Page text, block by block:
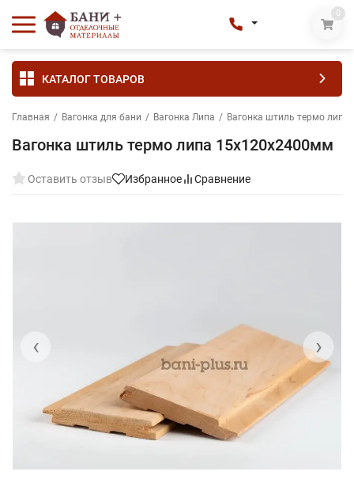
0
КАТАЛОГ ТОВАРОВ
Главная / Вагонка для бани / Вагонка Липа / Вагонка штиль термо
Вагонка штиль термо липа 15х120х2400мм
Оставить отзыв Избранное Сравнение
‹ ›